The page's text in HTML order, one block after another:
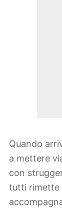
Quando
a mettere
con
tutti rimette